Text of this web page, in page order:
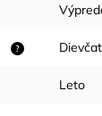
?
Leto